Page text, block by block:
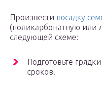
Произвести посадку
(поликарбонатную или
следующей схеме:
Подготовьте
сроков.